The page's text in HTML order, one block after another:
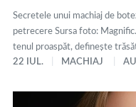
Secretele unui machiaj de
petrecere Sursa foto:
tenul proaspăt, definește
22 IUL.
MACHIAJ